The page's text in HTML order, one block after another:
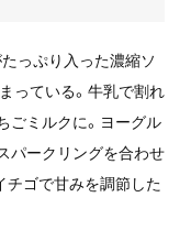
っぷり入った濃縮ソ
っている。牛乳で割れ
ごミルクに。ヨーグル
パークリングを合わせ
チゴで甘みを調節した